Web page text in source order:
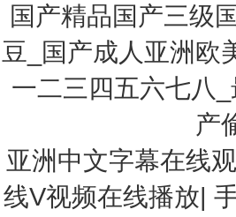
国产精品国产三级
豆_国产成人亚洲欧
一二三四五六七八
产
亚洲中文字幕在线
线V视频在线播放|